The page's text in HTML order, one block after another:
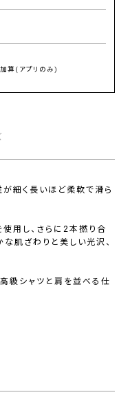
算(アプリのみ)
細く長いほど柔軟で滑ら
用し、さらに2本撚り合
肌ざわりと美しい光沢、
級シャツと肩を並べる仕